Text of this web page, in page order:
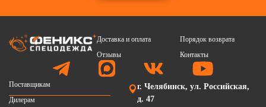
Доставка и оплата
Порядок возврата
Отзывы
Контакты
Поставщикам
Дилерам
г. Челябинск, ул. Российская,
д. 47